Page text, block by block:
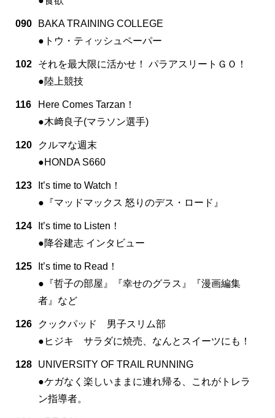
090
BAKA TRAINING COLLEGE
●トウ・ティッシュペーパー
102
それを最大限に活かせ！ パラアスリートＧＯ！
●陸上競技
116
Here Comes Tarzan！
●木﨑良子(マラソン選手)
120
クルマな週末
●HONDA S660
123
It’s time to Watch！
●『マッドマックス 怒りのデス・ロード』
124
It’s time to Listen！
●降谷建志 インタビュー
125
It’s time to Read！
●『哲子の部屋』『幸せのグラス』『漫画編集
者』など
126
クックパッド 男子スリム部
●ヒジキ サラダに焼売、なんとスイーツにも！
128
UNIVERSITY OF TRAIL RUNNING
●ケガなく楽しいままに連れ帰る、これがトレラ
ン指導者。